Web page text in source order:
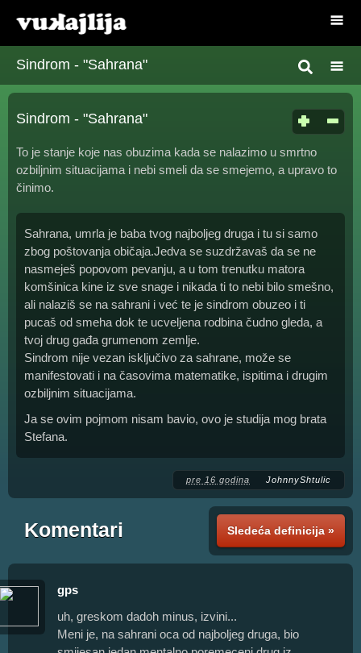
Sindrom - "Sahrana"
Sindrom - "Sahrana"
To je stanje koje nas obuzima kada se nalazimo u smrtno
ozbiljnim situacijama i nebi smeli da se smejemo, a upravo to
činimo.
Sahrana, umrla je baba tvog najboljeg druga i tu si samo
zbog poštovanja običaja.Jedva se suzdržavaš da se ne
nasmeješ popovom pevanju, a u tom trenutku matora
komšinica kine iz sve snage i nikada ti to nebi bilo smešno,
ali nalaziš se na sahrani i već te je sindrom obuzeo i ti
pucaš od smeha dok te ucveljena rodbina čudno gleda, a
tvoj drug gađa grumenom zemlje.
Sindrom nije vezan isključivo za sahrane, može se
manifestovati i na časovima matematike, ispitima i drugim
ozbiljnim situacijama.
Ja se ovim pojmom nisam bavio, ovo je studija mog brata
Stefana.
pre 16 godina JohnnyShtulic
Sledeća definicija »
Komentari
gps
uh, greskom dadoh minus, izvini...
Meni je, na sahrani oca od najboljeg druga, bio